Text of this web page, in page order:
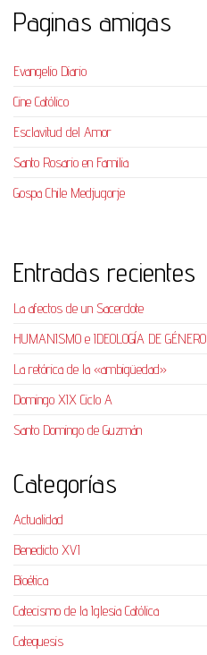
Paginas amigas
Evangelio Diario
Cine Católico
Esclavitud del Amor
Santo Rosario en Familia
Gospa Chile Medjugorje
Entradas recientes
La afectos de un Sacerdote
HUMANISMO e IDEOLOGÍA DE GÉNERO
La retórica de la «ambigüedad»
Domingo XIX Ciclo A
Santo Domingo de Guzmán
Categorías
Actualidad
Benedicto XVI
Bioética
Catecismo de la Iglesia Católica
Catequesis